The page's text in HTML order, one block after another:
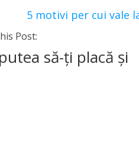
5 motivi per cui vale
Post:
să-ți placă și